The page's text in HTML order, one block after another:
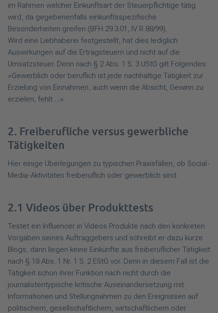
im Rahmen welcher Einkunftsart der Steuerpflichtige tätig
wird, da gegebenenfalls einkunftsspezifische
Besonderheiten greifen (BFH 29.3.01, IV R 88/99).
Wird eine Liebhaberei festgestellt, hat dies lediglich
Auswirkungen auf die Ertragsteuern und nicht auf die
Umsatzsteuer. Denn nach § 2 Abs. 1 S. 3 UStG gilt Folgendes:
»Gewerblich oder beruflich ist jede nachhaltige Tätigkeit zur
Erzielung von Einnahmen, auch wenn die Absicht, Gewinn zu
erzielen, fehlt …«
2. Freiberufliche versus gewerbliche
Tätigkeiten
Hier einige Überlegungen zu typischen Praxisfällen, ob Social-
Media-Aktivitäten freiberuflich oder gewerblich sind:
2.1 Videos über Produkttests
Testet ein Influencer in Videos Produkte nach den konkreten
Vorgaben seines Auftraggebers und schreibt er dazu kurze
Blogs, dann liegen keine Einkünfte aus freiberuflicher Tätigkeit
nach § 18 Abs. 1 Nr. 1 S. 2 EStG vor. Denn in diesem Fall ist die
Tätigkeit schon ihrer Funktion nach nicht durch die
journalistentypische kritische Auseinandersetzung mit
Informationen und Stellungnahmen zu den Ereignissen auf
politischem, gesellschaftlichem, wirtschaftlichem oder